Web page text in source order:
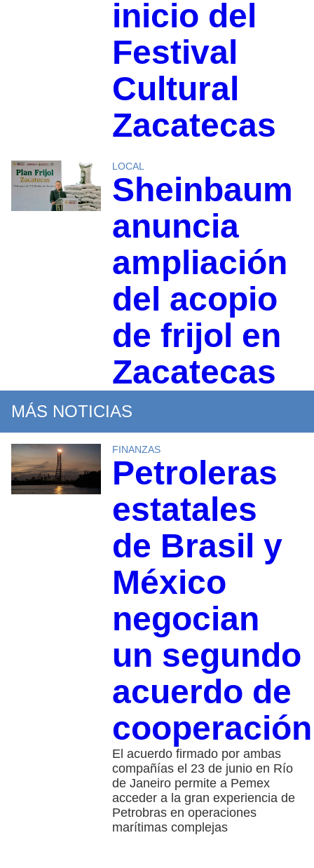
inicio del
Festival
Cultural
Zacatecas
LOCAL
Sheinbaum
anuncia
ampliación
del acopio
de frijol en
Zacatecas
MÁS NOTICIAS
FINANZAS
Petroleras
estatales
de Brasil y
México
negocian
un segundo
acuerdo de
cooperación
El acuerdo firmado por ambas
compañías el 23 de junio en Río
de Janeiro permite a Pemex
acceder a la gran experiencia de
Petrobras en operaciones
marítimas complejas